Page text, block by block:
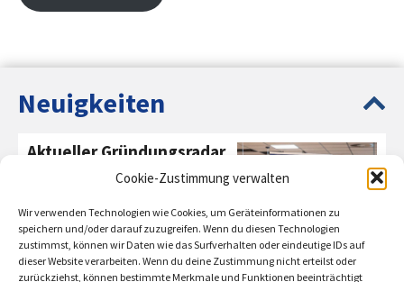
Cookie-Zustimmung verwalten
Wir verwenden Technologien wie Cookies, um Geräteinformationen zu
speichern und/oder darauf zuzugreifen. Wenn du diesen Technologien
zustimmst, können wir Daten wie das Surfverhalten oder eindeutige IDs auf
dieser Website verarbeiten. Wenn du deine Zustimmung nicht erteilst oder
zurückziehst, können bestimmte Merkmale und Funktionen beeinträchtigt
Dieses Projekt wird gefördert durch:
Neuigkeiten
Aktueller Gründungsradar
bundesweit zur Spitze im
Hochschulranking des
Gründungsradars.